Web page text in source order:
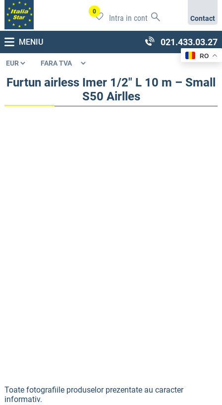
0
Intra in cont Contact
MENIU 021.433.03.27
Furtun airless Imer 1/2″ L 10 m – Small
S50 Airlles
Toate fotografiile produselor prezentate au caracter
informativ.
RO